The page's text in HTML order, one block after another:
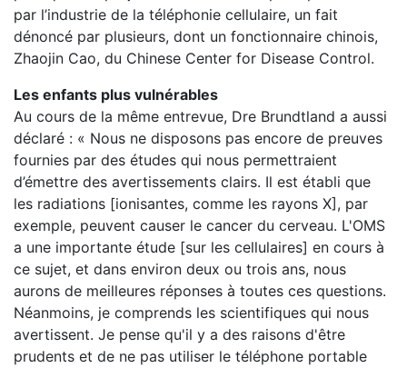
par l’industrie de la téléphonie cellulaire, un fait
dénoncé par plusieurs, dont un fonctionnaire chinois,
Zhaojin Cao, du Chinese Center for Disease Control.
Les enfants plus vulnérables
Au cours de la même entrevue, Dre Brundtland a aussi
déclaré : « Nous ne disposons pas encore de preuves
fournies par des études qui nous permettraient
d’émettre des avertissements clairs. Il est établi que
les radiations [ionisantes, comme les rayons X], par
exemple, peuvent causer le cancer du cerveau. L'OMS
a une importante étude [sur les cellulaires] en cours à
ce sujet, et dans environ deux ou trois ans, nous
aurons de meilleures réponses à toutes ces questions.
Néanmoins, je comprends les scientifiques qui nous
avertissent. Je pense qu'il y a des raisons d'être
prudents et de ne pas utiliser le téléphone portable